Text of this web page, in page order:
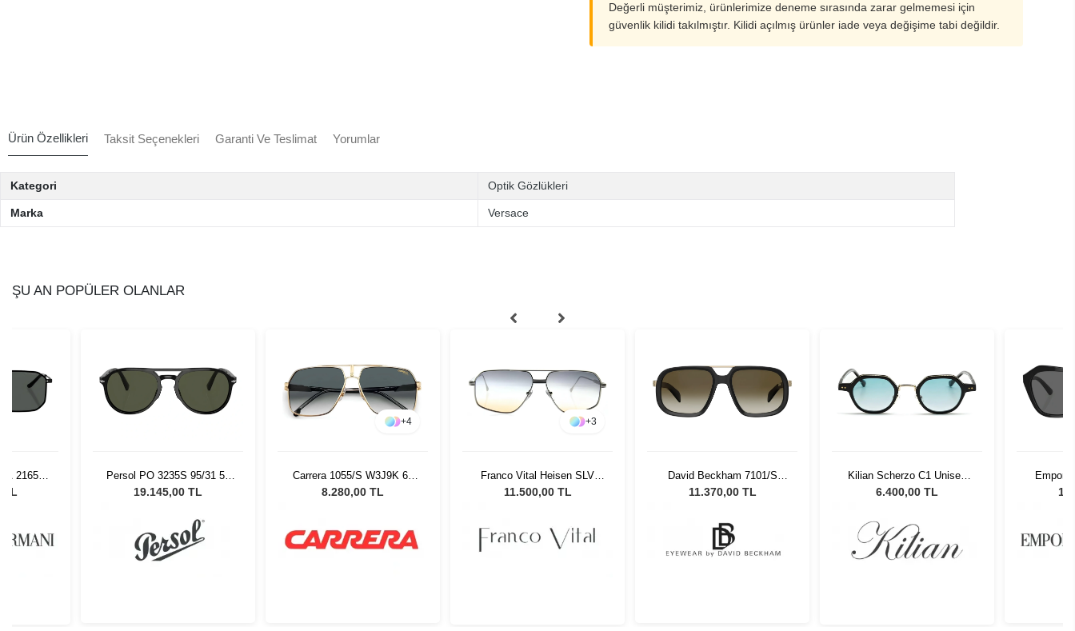
Değerli müşterimiz, ürünlerimize deneme sırasında zarar gelmemesi için
güvenlik kilidi takılmıştır. Kilidi açılmış ürünler iade veya değişime tabi değildir.
Ürün Özellikleri Taksit Seçenekleri Garanti Ve Teslimat Yorumlar
Kategori Optik Gözlükleri
Marka Versace
ŞU AN POPÜLER OLANLAR
2165D
Güneş
TL
Persol PO 3235S 95/31 55
Unisex Güneş Gözlüğü
19.145,00 TL
+4
Carrera 1055/S W3J9K 62
Erkek Güneş Gözlüğü
8.280,00 TL
+3
Franco Vital Heisen SLV
Unisex Güneş Gözlüğü
11.500,00 TL
David Beckham 7101/S
2M2HA 57 Unisex Güneş
11.370,00 TL
Kilian Scherzo C1 Unisex
Güneş Gözlüğü
6.400,00 TL